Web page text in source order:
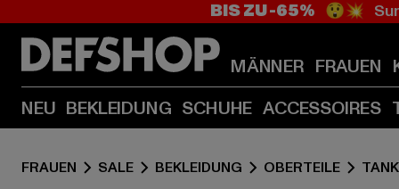
BIS ZU -65% 😲💥
MÄNNER FRAUEN
NEU BEKLEIDUNG SCHUHE ACCESSOIRES
FRAUEN SALE BEKLEIDUNG OBERTEILE